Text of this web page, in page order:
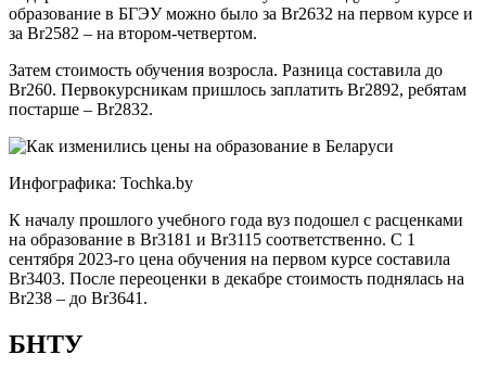
образование в БГЭУ можно было за Br2632 на первом курсе и
за Br2582 – на втором-четвертом.
Затем стоимость обучения возросла. Разница составила до
Br260. Первокурсникам пришлось заплатить Br2892, ребятам
постарше – Br2832.
Инфографика: Tochka.by
К началу прошлого учебного года вуз подошел с расценками
на образование в Br3181 и Br3115 соответственно. С 1
сентября 2023-го цена обучения на первом курсе составила
Br3403. После переоценки в декабре стоимость поднялась на
Br238 – до Br3641.
БНТУ